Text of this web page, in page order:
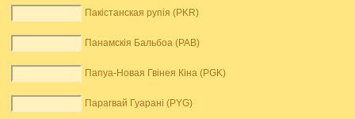
Пакістанская рупія (PKR)
Панамскія Бальбоа (PAB)
Папуа-Новая Гвінея Кіна (PGK)
Парагвай Гуарані (PYG)